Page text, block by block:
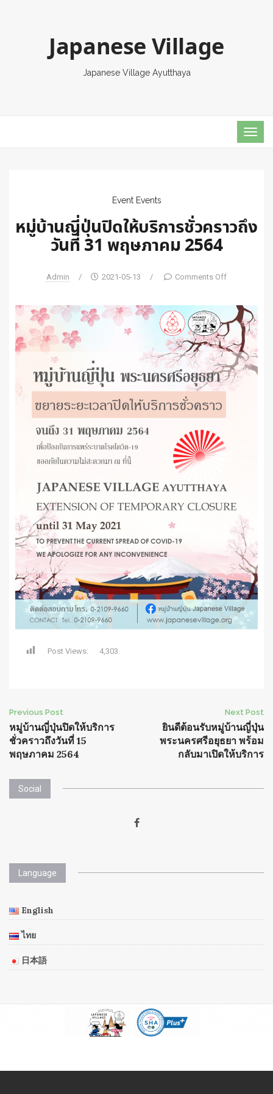
Japanese Village
Japanese Village Ayutthaya
Event Events
หมู่บ้านญี่ปุ่นปิดให้บริการชั่วคราวถึง
วันที่ 31 พฤษภาคม 2564
Admin / 2021-05-13 / Comments Off
Post Views: 4,303
Post
navigation
Previous Post
หมู่บ้านญี่ปุ่นปิดให้บริการ
ชั่วคราวถึงวันที่ 15
พฤษภาคม 2564
Next Post
ยินดีต้อนรับหมู่บ้านญี่ปุ่น
พระนครศรีอยุธยา พร้อม
กลับมาเปิดให้บริการ
Social
Language
English
ไทย
日本語